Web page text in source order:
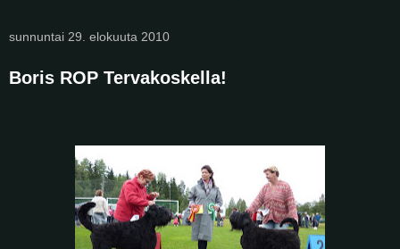
sunnuntai 29. elokuuta 2010
Boris ROP Tervakoskella!